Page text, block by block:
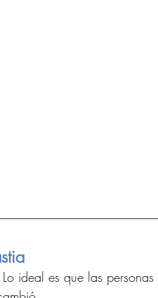
ideal es que las personas